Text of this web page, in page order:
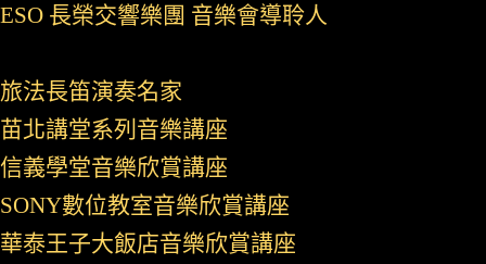
ESO 長榮交響樂團 音樂會導聆人
旅法長笛演奏名家
苗北講堂系列音樂講座
信義學堂音樂欣賞講座
SONY數位教室音樂欣賞講座
華泰王子大飯店音樂欣賞講座